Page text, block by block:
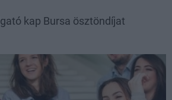
kap Bursa ösztöndíjat